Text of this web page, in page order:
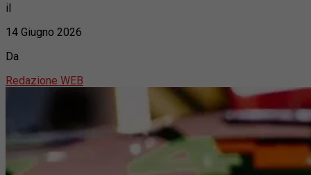
il
14 Giugno 2026
Da
Redazione WEB